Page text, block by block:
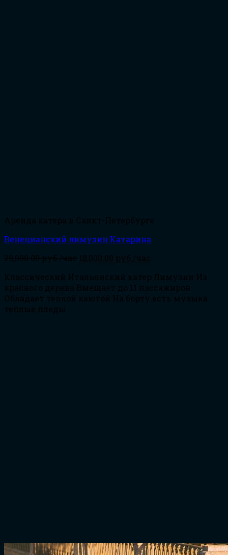
Аренда катера в Санкт-Петербурге
Венецианский лимузин Катарина
20,000.00руб./час18,000.00 руб./час
Классический Итальянский катер Лимузин Из
красного дерева Вмещает до 11 пассажиров
Обладает теплой каютой На борту есть музыка
теплые пледы